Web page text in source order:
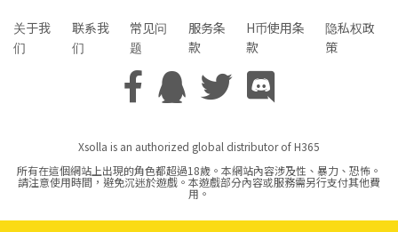
关于我
们
联系我
们
常见问
题
服务条
款
H币使用条
款
隐私权政
策
Xsolla is an authorized global distributor of H365
所有在這個網站上出現的角色都超過18歲。本網站內容涉及性、暴力、恐怖。
請注意使用時間，避免沉迷於遊戲。本遊戲部分內容或服務需另行支付其他費
用。